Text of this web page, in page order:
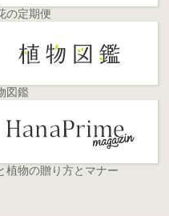
の定期便
図鑑
植物の贈り方とマナー